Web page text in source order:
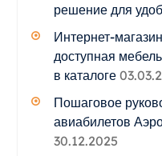
решение для
Интернет-
доступная
в каталоге
Пошаговое
авиабилетов
30.12.2025